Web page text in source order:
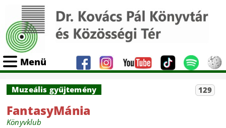
Menü
129
Muzeális gyűjtemény
FantasyMánia
Könyvklub